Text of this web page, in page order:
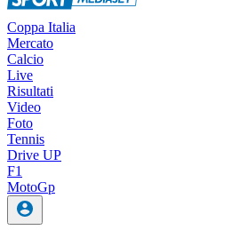
Coppa Italia
Mercato
Calcio
Live
Risultati
Video
Foto
Tennis
Drive UP
F1
MotoGp